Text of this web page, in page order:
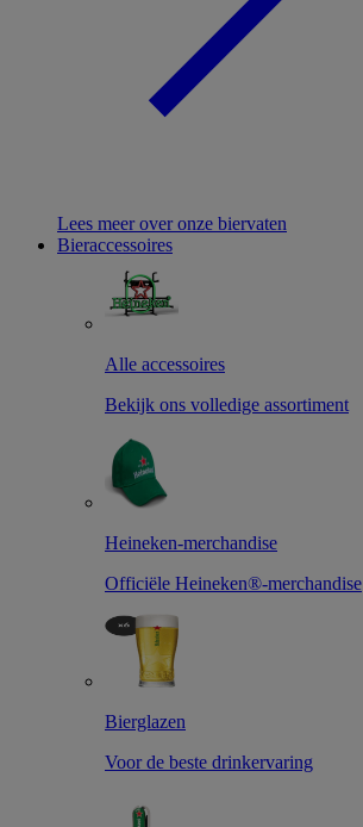
Lees meer over onze biervaten
Bieraccessoires
Alle accessoires
Bekijk ons volledige assortiment
Heineken-merchandise
Officiële Heineken®-merchandise
Bierglazen
Voor de beste drinkervaring